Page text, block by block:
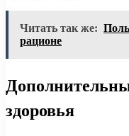
Читать так же:
рационе
здоровья